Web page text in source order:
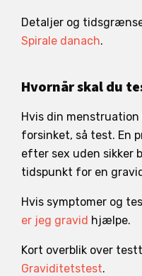
Detaljer og
Spirale danach.
Hvornår skal du
Hvis din
forsinket, så test. En
efter sex uden sikker
tidspunkt for en
Hvis symptomer og
er jeg gravid hjælpe.
Kort overblik over
Graviditetstest.